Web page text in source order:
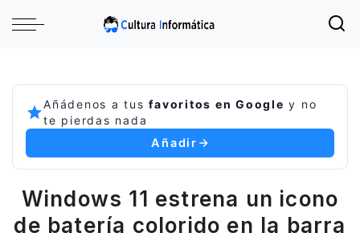
Añádenos a tusfavoritos en Google y no
te pierdas nada
Añadir
Windows 11 estrena un icono
de batería colorido en la barra